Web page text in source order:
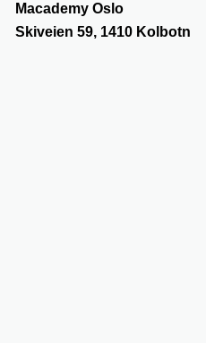
Macademy Oslo
Skiveien 59, 1410 Kolbotn